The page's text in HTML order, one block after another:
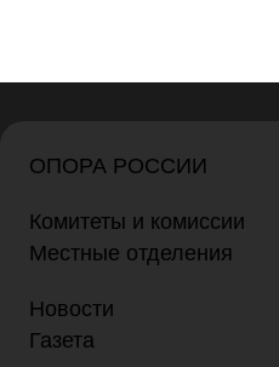
ОПОРА РОССИИ
Комитеты и комиссии
Местные отделения
Новости
Газета